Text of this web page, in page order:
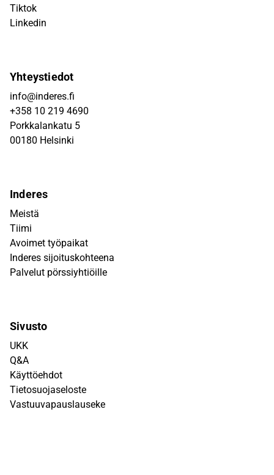
Tiktok
Linkedin
Yhteystiedot
info@inderes.fi
+358 10 219 4690
Porkkalankatu 5
00180 Helsinki
Inderes
Meistä
Tiimi
Avoimet työpaikat
Inderes sijoituskohteena
Palvelut pörssiyhtiöille
Sivusto
UKK
Q&A
Käyttöehdot
Tietosuojaseloste
Vastuuvapauslauseke